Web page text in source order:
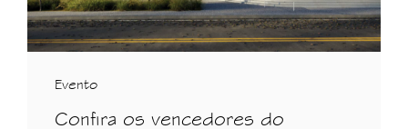
Evento
Confira os vencedores do